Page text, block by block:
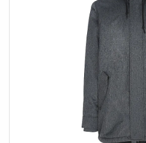
aux petites pluies Coupe
Extrémités des manches
bon maintien Ourlet
dos Poches à rabat doubles
poches zippées Colonne d'eau
Coupe droite Nom de la
: 100%